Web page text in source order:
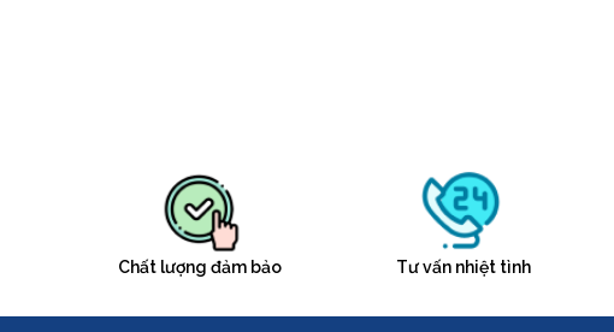
Chất lượng đảm bảo Tư vấn nhiệt tình